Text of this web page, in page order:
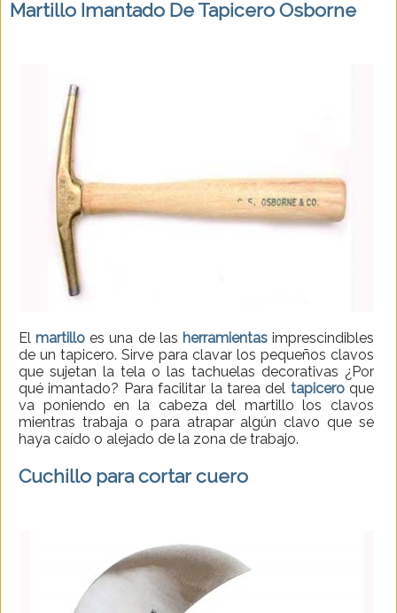
Martillo Imantado De Tapicero Osborne
Elmartillo es una de las herramientas imprescindibles
de un tapicero. Sirve para clavar los pequeños clavos
que sujetan la tela o las tachuelas decorativas ¿Por
qué imantado? Para facilitar la tarea del tapiceroque
va poniendo en la cabeza del martillo los clavos
mientras trabaja o para atrapar algún clavo que se
haya caído o alejado de la zona de trabajo.
Cuchillo para cortar cuero